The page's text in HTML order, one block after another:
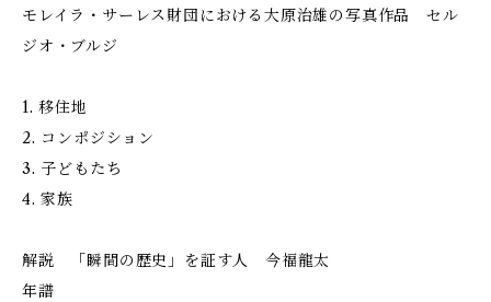
モレイラ・サーレス財団における大原治雄の写真作品 セル
ジオ・ブルジ
1. 移住地
2. コンポジション
3. 子どもたち
4. 家族
解説 「瞬間の歴史」を証す人 今福龍太
年譜